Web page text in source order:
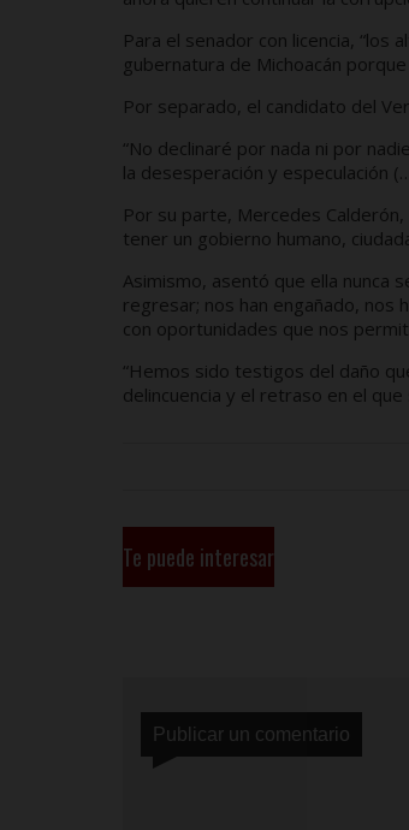
Para el senador con licencia,
gubernatura de Michoacán
Por separado, el candidato del
“No declinaré por nada ni por
la desesperación y especulación
Por su parte, Mercedes
tener un gobierno humano,
Asimismo, asentó que ella nunca
regresar; nos han engañado, nos
con oportunidades que nos
“Hemos sido testigos del daño
delincuencia y el retraso en el
Te puede interesar
Publicar un comentario